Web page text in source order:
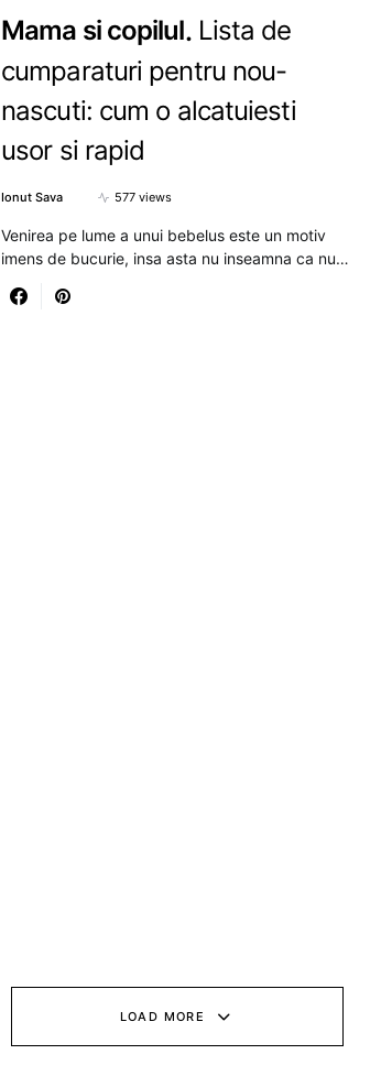
Mama si copilul Lista de
cumparaturi pentru nou-
nascuti: cum o alcatuiesti
usor si rapid
Ionut Sava 577 views
Venirea pe lume a unui bebelus este un motiv
imens de bucurie, insa asta nu inseamna ca nu…
LOAD MORE